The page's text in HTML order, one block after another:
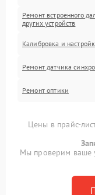
Ремонт встроенного
других устройств
Калибровка и
Ремонт датчика
Ремонт оптики
Цены в прайс-
Мы проверим ваше